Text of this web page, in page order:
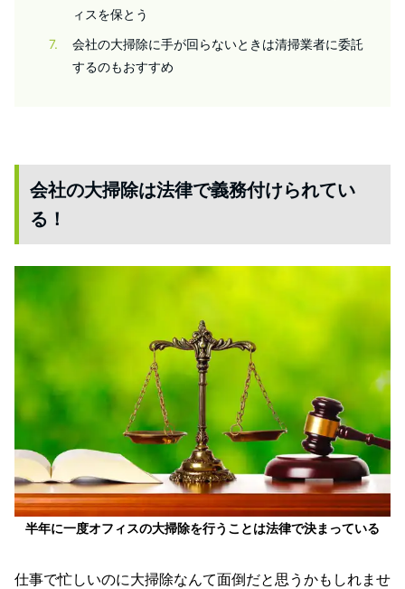
ィスを保とう
7
会社の大掃除に手が回らないときは清掃業者に委託
するのもおすすめ
会社の大掃除は法律で義務付けられてい
る！
半年に一度オフィスの大掃除を行うことは法律で決まっている
仕事で忙しいのに大掃除なんて面倒だと思うかもしれませ